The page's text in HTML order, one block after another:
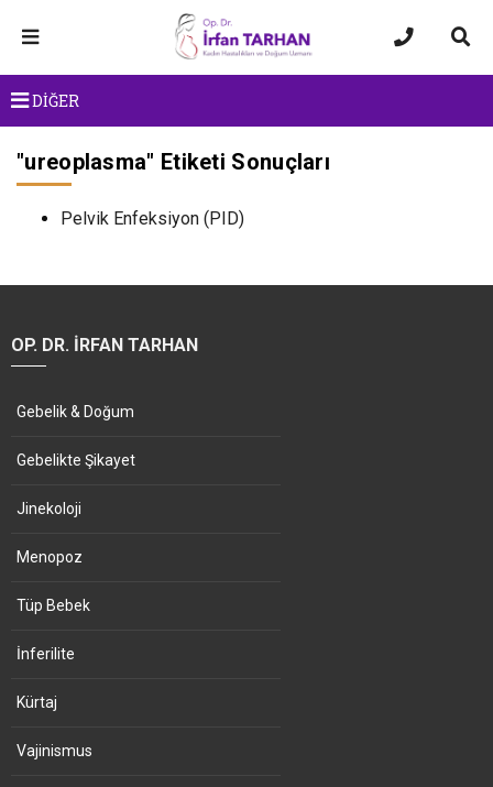
DİĞER
"ureoplasma" Etiketi Sonuçları
Pelvik Enfeksiyon (PID)
OP. DR. İRFAN TARHAN
Gebelik & Doğum
Gebelikte Şikayet
Jinekoloji
Menopoz
Tüp Bebek
İnferilite
Kürtaj
Vajinismus